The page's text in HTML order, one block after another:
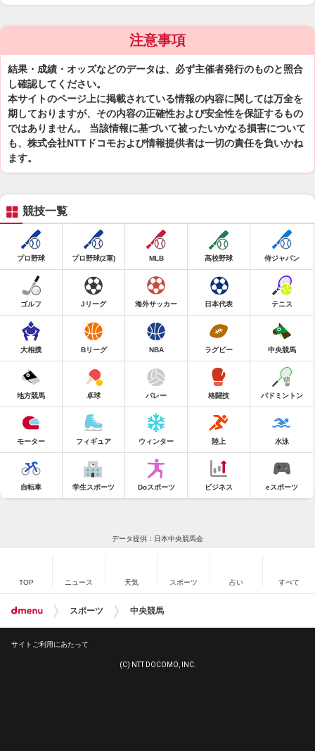
注意事項
結果・成績・オッズなどのデータは、必ず主催者発行のものと照合
し確認してください。
本サイトのページ上に掲載されている情報の内容に関しては万全を
期しておりますが、その内容の正確性および安全性を保証するもの
ではありません。 当該情報に基づいて被ったいかなる損害について
も、株式会社NTTドコモおよび情報提供者は一切の責任を負いかね
ます。
競技一覧
プロ野球 プロ野球(2軍) MLB 高校野球 侍ジャパン
ゴルフ Jリーグ 海外サッカー 日本代表 テニス
大相撲 Bリーグ NBA ラグビー 中央競馬
地方競馬 卓球 バレー 格闘技 バドミントン
モーター フィギュア ウィンター 陸上 水泳
自転車 学生スポーツ Doスポーツ ビジネス eスポーツ
データ提供：日本中央競馬会
TOP ニュース 天気 スポーツ 占い すべて
スポーツ 中央競馬
サイトご利用にあたって
(C) NTT DOCOMO, INC.